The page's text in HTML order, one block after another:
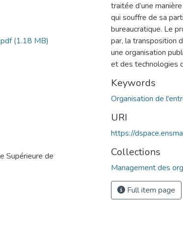
(1.18 MB)
Supérieure de
traitée d’une
qui souffre de sa
bureaucratique. Le
par, la transposition
une organisation
et des technologies
Keywords
Organisation de
URI
https://
Collections
Management des
Full item page